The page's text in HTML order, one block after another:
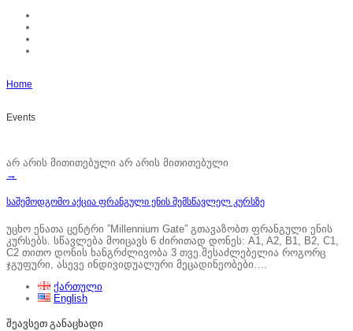
Home
Events
არ არის მითითებული არ არის მითითებული
→
საშემოდგომო აქცია ფრანგული ენის შემსწავლელ კურსზე
უცხო ენათა ცენტრი ”Millennium Gate” გთავაზობთ ფრანგული ენის
კურსებს. სწავლება მოიცავს 6 ძირითად დონეს: A1, A2, B1, B2, C1,
C2 თითო დონის ხანგრძლივობა 3 თვე.შესაძლებელია როგორც
ჯგუფური, ასევე ინდივიდუალური მეცადინეობები….
ქართული
English
შეავსეთ განაცხადი